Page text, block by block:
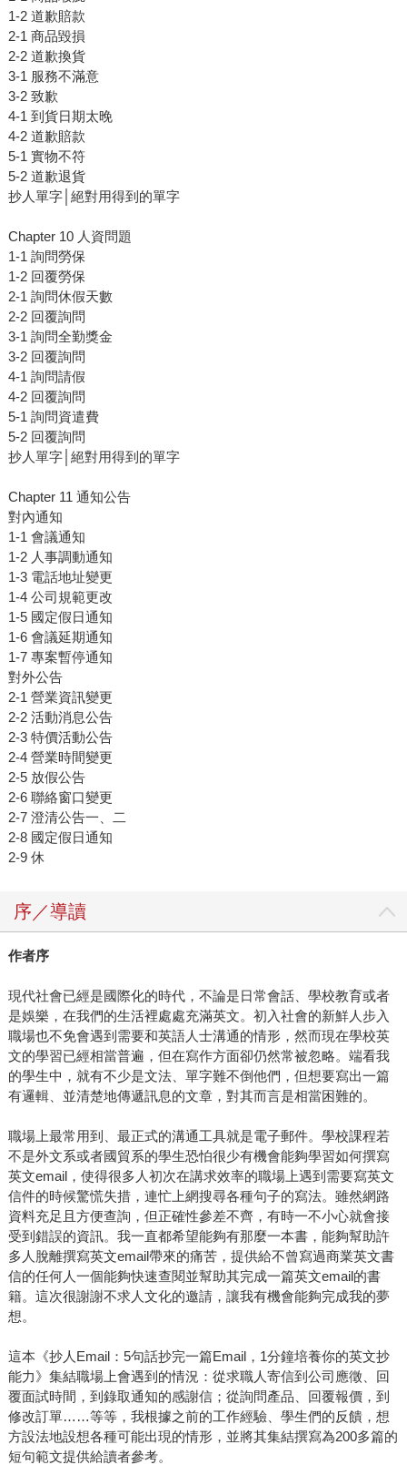
1-2 道歉賠款
2-1 商品毀損
2-2 道歉換貨
3-1 服務不滿意
3-2 致歉
4-1 到貨日期太晚
4-2 道歉賠款
5-1 實物不符
5-2 道歉退貨
抄人單字│絕對用得到的單字
Chapter 10 人資問題
1-1 詢問勞保
1-2 回覆勞保
2-1 詢問休假天數
2-2 回覆詢問
3-1 詢問全勤獎金
3-2 回覆詢問
4-1 詢問請假
4-2 回覆詢問
5-1 詢問資遣費
5-2 回覆詢問
抄人單字│絕對用得到的單字
Chapter 11 通知公告
對內通知
1-1 會議通知
1-2 人事調動通知
1-3 電話地址變更
1-4 公司規範更改
1-5 國定假日通知
1-6 會議延期通知
1-7 專案暫停通知
對外公告
2-1 營業資訊變更
2-2 活動消息公告
2-3 特價活動公告
2-4 營業時間變更
2-5 放假公告
2-6 聯絡窗口變更
2-7 澄清公告一、二
2-8 國定假日通知
2-9 休
序／導讀
作者序
現代社會已經是國際化的時代，不論是日常會話、學校教育或者
是娛樂，在我們的生活裡處處充滿英文。初入社會的新鮮人步入
職場也不免會遇到需要和英語人士溝通的情形，然而現在學校英
文的學習已經相當普遍，但在寫作方面卻仍然常被忽略。端看我
的學生中，就有不少是文法、單字難不倒他們，但想要寫出一篇
有邏輯、並清楚地傳遞訊息的文章，對其而言是相當困難的。
職場上最常用到、最正式的溝通工具就是電子郵件。學校課程若
不是外文系或者國貿系的學生恐怕很少有機會能夠學習如何撰寫
英文email，使得很多人初次在講求效率的職場上遇到需要寫英文
信件的時候驚慌失措，連忙上網搜尋各種句子的寫法。雖然網路
資料充足且方便查詢，但正確性參差不齊，有時一不小心就會接
受到錯誤的資訊。我一直都希望能夠有那麼一本書，能夠幫助許
多人脫離撰寫英文email帶來的痛苦，提供給不曾寫過商業英文書
信的任何人一個能夠快速查閱並幫助其完成一篇英文email的書
籍。這次很謝謝不求人文化的邀請，讓我有機會能夠完成我的夢
想。
這本《抄人Email：5句話抄完一篇Email，1分鐘培養你的英文抄
能力》集結職場上會遇到的情況：從求職人寄信到公司應徵、回
覆面試時間，到錄取通知的感謝信；從詢問產品、回覆報價，到
修改訂單……等等，我根據之前的工作經驗、學生們的反饋，想
方設法地設想各種可能出現的情形，並將其集結撰寫為200多篇的
短句範文提供給讀者參考。